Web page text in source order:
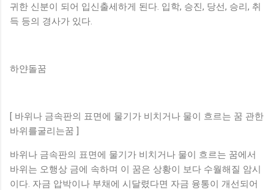
귀한 신분이 되어 입신출세하게 된다. 입학, 승진, 당선, 승리, 취
득 등의 경사가 있다.
하얀돌꿈
[ 바위나 금속판의 표면에 물기가 비치거나 물이 흐르는 꿈 관한
바위를굴리는꿈 ]
바위나 금속판의 표면에 물기가 비치거나 물이 흐르는 꿈에서
바위는 오행상 금에 속하며 이 꿈은 상황이 보다 수월해질 암시
이다. 자금 압박이나 부채에 시달렸다면 자금 융통이 개선되어